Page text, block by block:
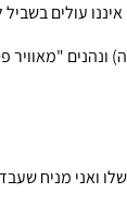
איננו עולים
"מאוויר
ואני מניח